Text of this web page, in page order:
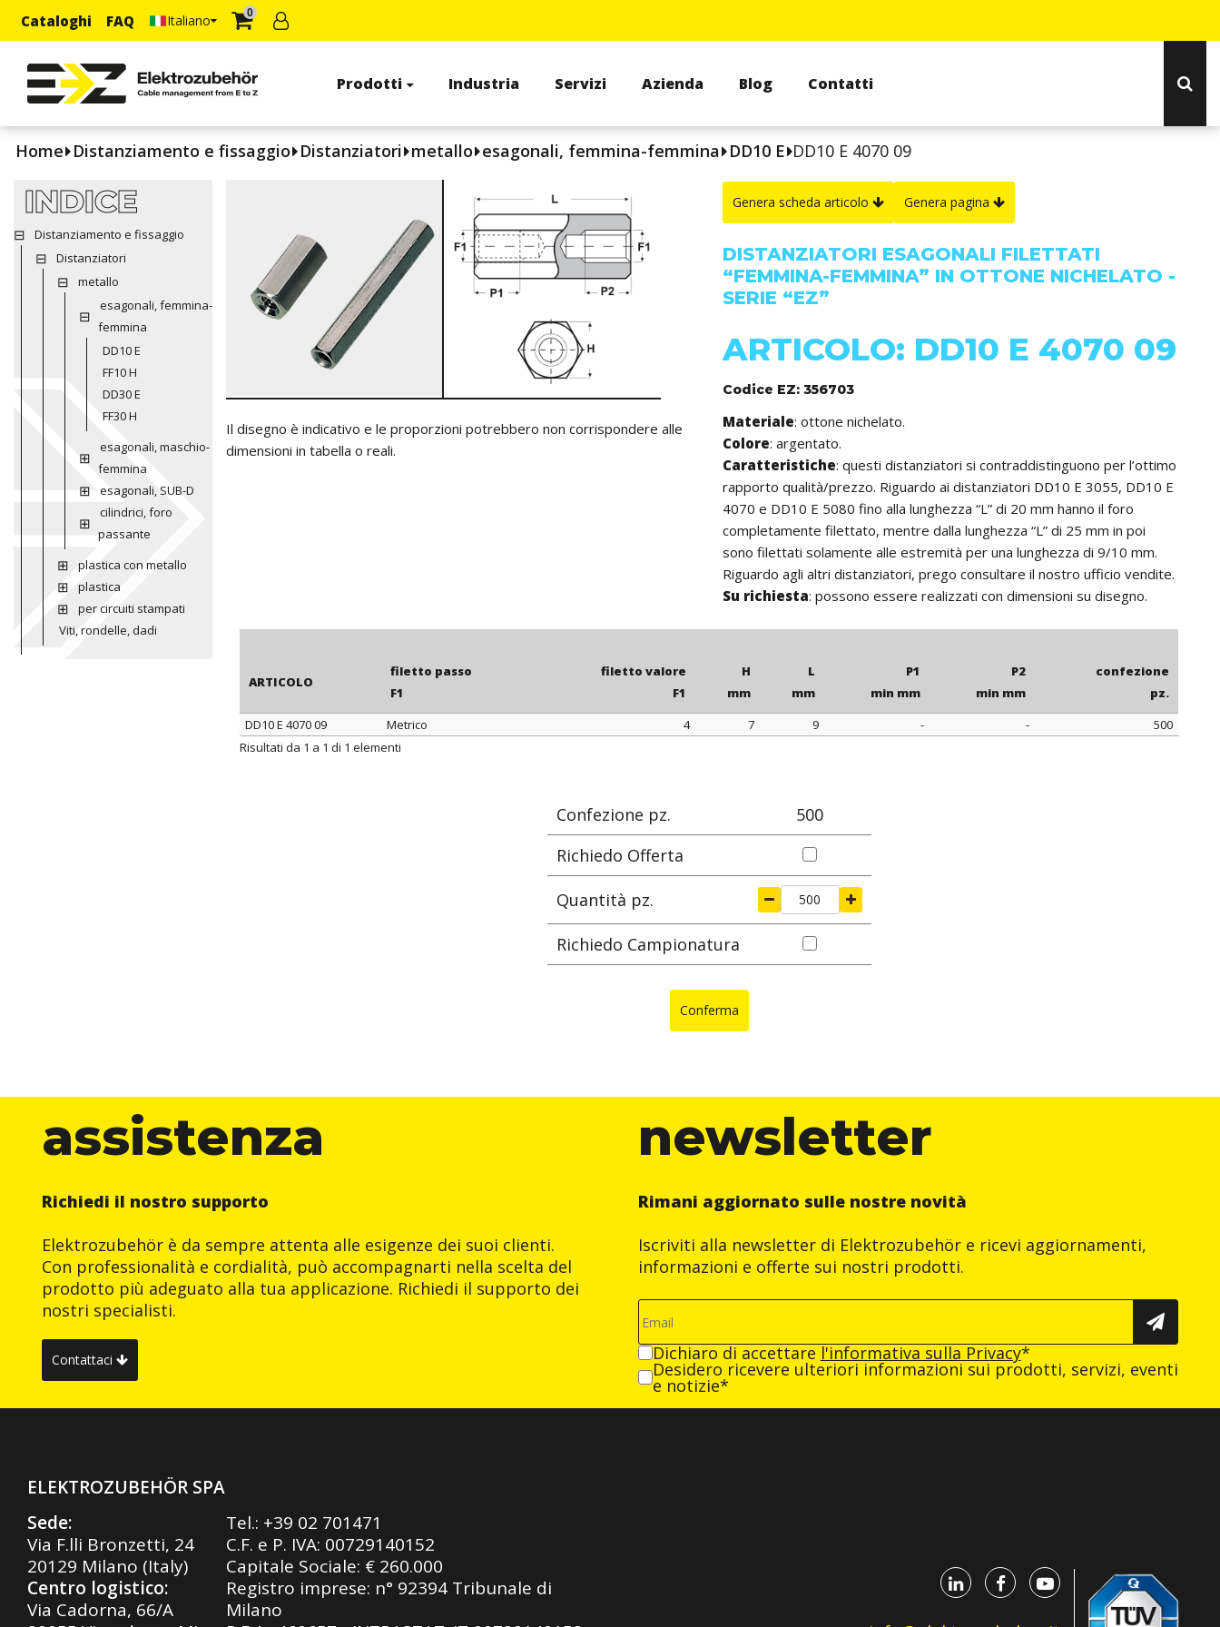
Cataloghi FAQ Italiano 0
Prodotti Industria Servizi Azienda Blog Contatti
Home Distanziamento e fissaggio Distanziatori metallo esagonali, femmina-femmina DD10 E DD10 E 4070 09
INDICE
Distanziamento e fissaggio
Distanziatori
metallo
esagonali, femmina-
femmina
DD10 E
FF10 H
DD30 E
FF30 H
esagonali, maschio-
femmina
esagonali, SUB-D
cilindrici, foro
passante
plastica con metallo
plastica
per circuiti stampati
Viti, rondelle, dadi
Il disegno è indicativo e le proporzioni potrebbero non corrispondere alle
dimensioni in tabella o reali.
Genera scheda articolo Genera pagina
DISTANZIATORI ESAGONALI FILETTATI
“FEMMINA-FEMMINA” IN OTTONE NICHELATO -
SERIE “EZ”
ARTICOLO: DD10 E 4070 09
Codice EZ: 356703
Materiale: ottone nichelato.
Colore: argentato.
Caratteristiche: questi distanziatori si contraddistinguono per l’ottimo
rapporto qualità/prezzo. Riguardo ai distanziatori DD10 E 3055, DD10 E
4070 e DD10 E 5080 fino alla lunghezza “L” di 20 mm hanno il foro
completamente filettato, mentre dalla lunghezza “L” di 25 mm in poi
sono filettati solamente alle estremità per una lunghezza di 9/10 mm.
Riguardo agli altri distanziatori, prego consultare il nostro ufficio vendite.
Su richiesta: possono essere realizzati con dimensioni su disegno.
ARTICOLO
filetto passo
F1
filetto valore
F1
H
mm
L
mm
P1
min mm
P2
min mm
confezione
pz.
ARTICOLO
filetto passo
DD10 E 4070 09 Metrico 4 7 9 - -
500
Risultati da 1 a 1 di 1 elementi
Confezione pz.
500
Richiedo Offerta
Quantità pz.
Richiedo Campionatura
Conferma
assistenza
Richiedi il nostro supporto
Elektrozubehör è da sempre attenta alle esigenze dei suoi clienti.
Con professionalità e cordialità, può accompagnarti nella scelta del
prodotto più adeguato alla tua applicazione. Richiedi il supporto dei
nostri specialisti.
Contattaci
newsletter
Rimani aggiornato sulle nostre novità
Iscriviti alla newsletter di Elektrozubehör e ricevi aggiornamenti,
informazioni e offerte sui nostri prodotti.
Dichiaro di accettare l'informativa sulla Privacy*
Desidero ricevere ulteriori informazioni sui prodotti, servizi, eventi
e notizie*
ELEKTROZUBEHÖR SPA
Sede:
Via F.lli Bronzetti, 24
20129 Milano (Italy)
Centro logistico:
Via Cadorna, 66/A
Tel.: +39 02 701471
C.F. e P. IVA: 00729140152
Capitale Sociale: € 260.000
Registro imprese: n° 92394 Tribunale di
Milano